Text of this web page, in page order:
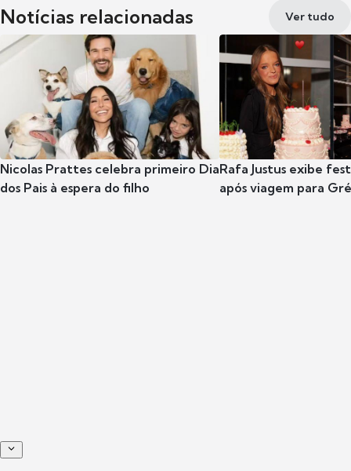
Notícias relacionadas Ver tudo
Nicolas Prattes celebra primeiro Dia
dos Pais à espera do filho
Rafa Justus exibe
após viagem para